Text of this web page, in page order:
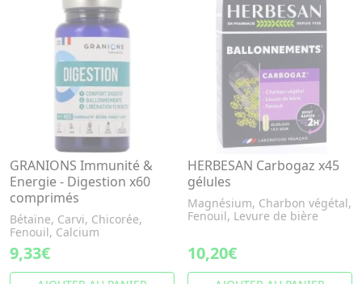
GRANIONS Immunité &
Energie - Digestion x60
comprimés
Bétaïne, Carvi, Chicorée,
Fenouil, Calcium
9,33€
HERBESAN Carbogaz x45
gélules
Magnésium, Charbon végétal,
Fenouil, Levure de bière
10,20€